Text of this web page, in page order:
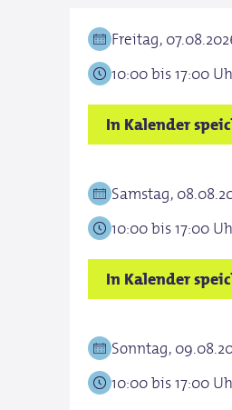
Freitag,
10:00 bis 17:00
In Kalender
Samstag,
10:00 bis 17:00
In Kalender
Sonntag,
10:00 bis 17:00